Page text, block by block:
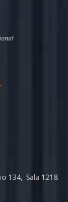
134, Sala 1218